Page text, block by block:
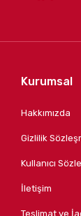
SMK
Kurumsal
Hakkımızda
Gizlilik
Kullanıcı
İletişim
Teslimat ve